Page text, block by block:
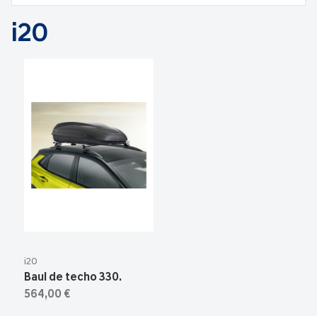
i20
i20
Baul de techo 330.
564,00 €